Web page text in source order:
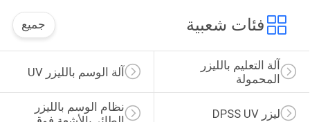
فئات شعبية جميع
آلة الوسم بالليزر UV
آلة التعليم بالليزر
المحمولة
نظام الوسم بالليزر
ليزر DPSS UV